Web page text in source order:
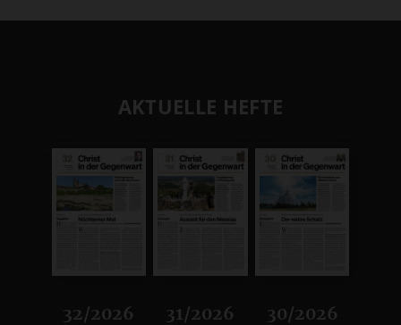
AKTUELLE HEFTE
32/2026
31/2026
30/2026